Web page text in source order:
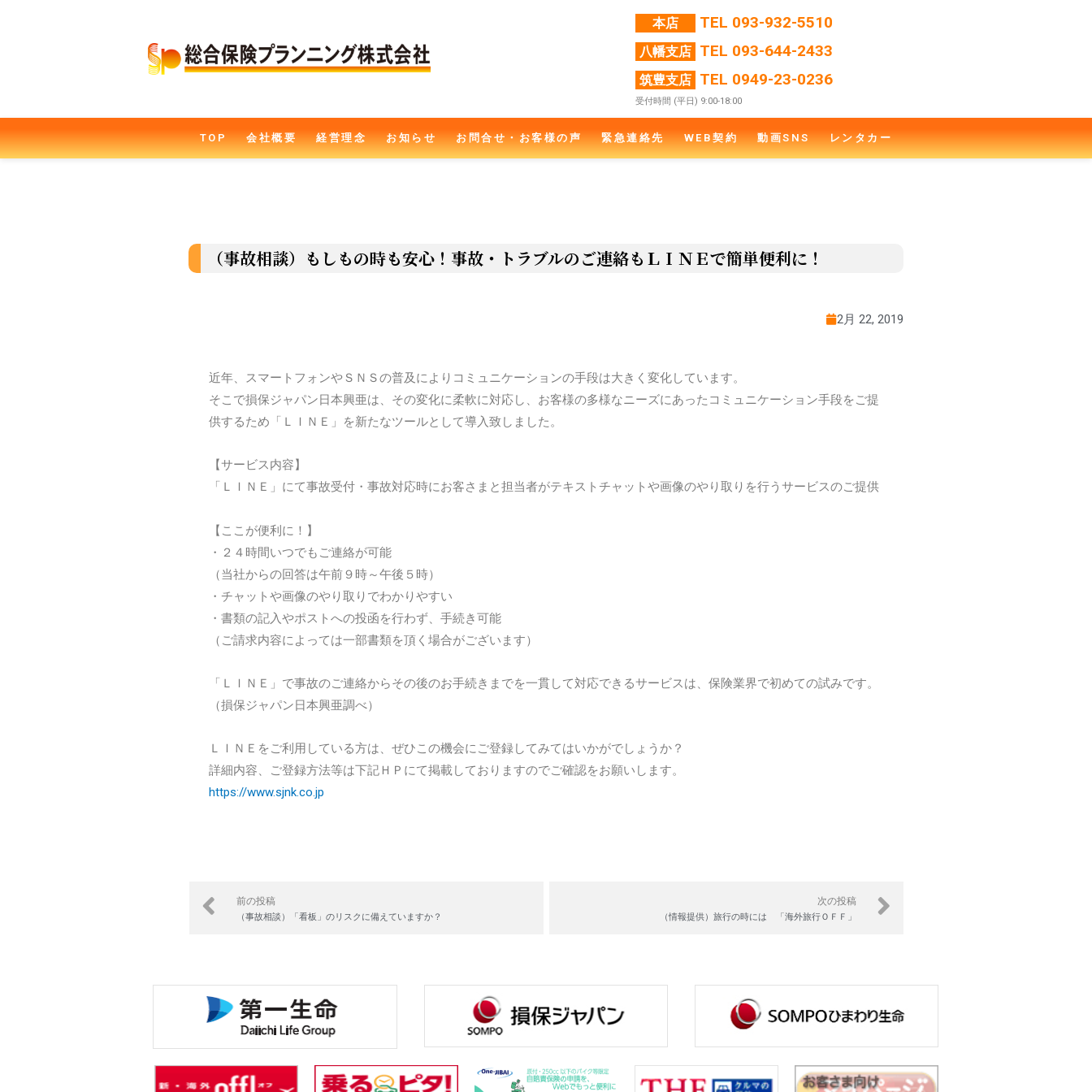
本店 TEL 093-932-5510
八幡支店 TEL 093-644-2433
筑豊支店 TEL 0949-23-0236
受付時間 (平日) 9:00-18:00
TOP 会社概要 経営理念 お知らせ お問合せ・お客様の声 緊急連絡先 WEB契約 動画SNS レンタカー
（事故相談）もしもの時も安心！事故・トラブルのご連絡もＬＩＮＥで簡単便利に！
2月 22, 2019
近年、スマートフォンやＳＮＳの普及によりコミュニケーションの手段は大きく変化しています。
そこで損保ジャパン日本興亜は、その変化に柔軟に対応し、お客様の多様なニーズにあったコミュニケーション手段をご提
供するため「ＬＩＮＥ」を新たなツールとして導入致しました。
【サービス内容】
「ＬＩＮＥ」にて事故受付・事故対応時にお客さまと担当者がテキストチャットや画像のやり取りを行うサービスのご提供
【ここが便利に！】
・２４時間いつでもご連絡が可能
（当社からの回答は午前９時～午後５時）
・チャットや画像のやり取りでわかりやすい
・書類の記入やポストへの投函を行わず、手続き可能
（ご請求内容によっては一部書類を頂く場合がございます）
「ＬＩＮＥ」で事故のご連絡からその後のお手続きまでを一貫して対応できるサービスは、保険業界で初めての試みです。
（損保ジャパン日本興亜調べ）
ＬＩＮＥをご利用している方は、ぜひこの機会にご登録してみてはいかがでしょうか？
詳細内容、ご登録方法等は下記ＨＰにて掲載しておりますのでご確認をお願いします。
https://www.sjnk.co.jp
前の投稿
（事故相談）「看板」のリスクに備えていますか？
次の投稿
（情報提供）旅行の時には 「海外旅行ＯＦＦ」